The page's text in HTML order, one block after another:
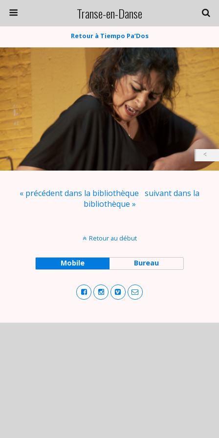
Transe-en-Danse
Retour à Tiempo Pa’Dos
« précédent dans la bibliothèque suivant dans la
bibliothèque »
Retour au début
Mobile Bureau